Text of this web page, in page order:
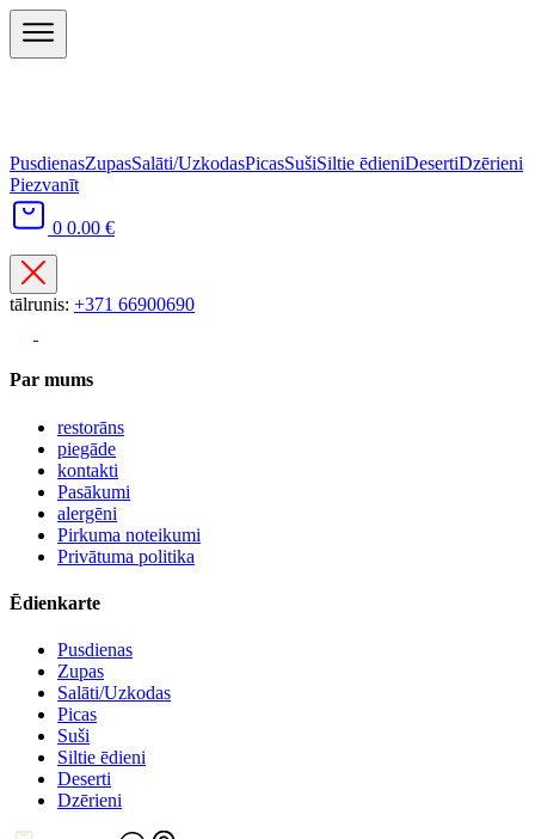
PusdienasZupasSalāti/UzkodasPicasSušiSiltie ēdieniDesertiDzērieni
Piezvanīt
0 0.00 €
tālrunis: +371 66900690
Par mums
restorāns
piegāde
kontakti
Pasākumi
alergēni
Pirkuma noteikumi
Privātuma politika
Ēdienkarte
Pusdienas
Zupas
Salāti/Uzkodas
Picas
Suši
Siltie ēdieni
Deserti
Dzērieni